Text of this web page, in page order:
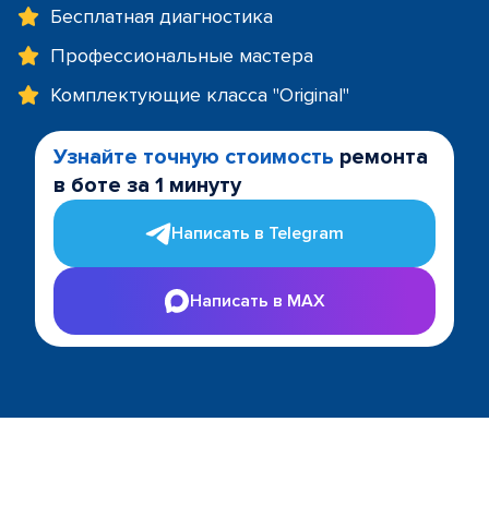
Бесплатная диагностика
Профессиональные мастера
Комплектующие класса "Original"
Узнайте точную стоимость ремонта
в боте за 1 минуту
Написать в Telegram
Написать в MAX